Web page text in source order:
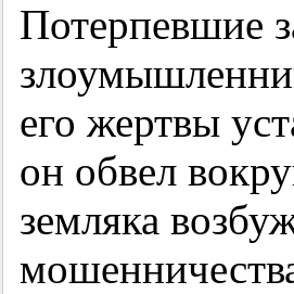
Потерпевшие
его жертвы
он обвел
земляка